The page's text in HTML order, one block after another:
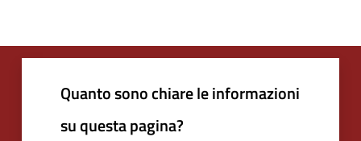
Quanto sono chiare le informazioni
su questa pagina?